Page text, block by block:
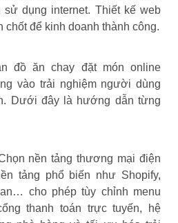
dụng internet. Thiết kế web
chốt để kinh doanh thành công.
đồ ăn chay đặt món online
vào trải nghiệm người dùng
Dưới đây là hướng dẫn từng
nền tảng thương mại điện
tảng phổ biến như Shopify,
cho phép tùy chỉnh menu
thanh toán trực tuyến, hệ